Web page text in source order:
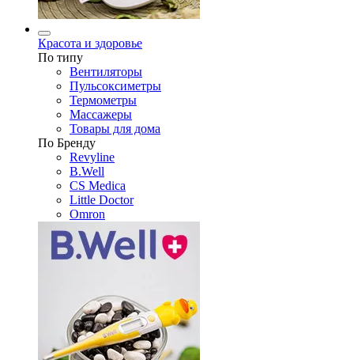
Красота и здоровье
По типу
Вентиляторы
Пульсоксиметры
Термометры
Массажеры
Товары для дома
По Бренду
Revyline
B.Well
CS Medica
Little Doctor
Omron